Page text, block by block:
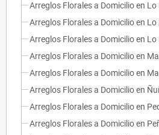
Arreglos Florales a Domicilio en Lo
Arreglos Florales a Domicilio en Lo
Arreglos Florales a Domicilio en Lo
Arreglos Florales a Domicilio en
Arreglos Florales a Domicilio en
Arreglos Florales a Domicilio en
Arreglos Florales a Domicilio en
Arreglos Florales a Domicilio en